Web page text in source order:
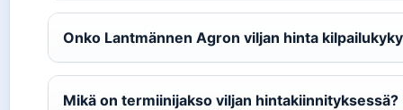
Onko Lantmännen Agron viljan hinta
Mikä on termiinijakso viljan hintakiinnityksessä?